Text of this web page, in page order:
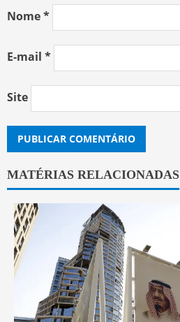
Nome*
E-mail *
Site
MATÉRIAS RELACIONADAS